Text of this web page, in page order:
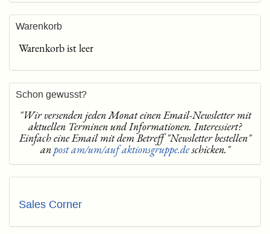
Warenkorb
Warenkorb ist leer
Schon gewusst?
"Wir versenden jeden Monat einen Email-Newsletter mit
aktuellen Terminen und Informationen. Interessiert?
Einfach eine Email mit dem Betreff "Newsletter bestellen"
anpost am/um/auf aktionsgruppe.deschicken."
Sales Corner